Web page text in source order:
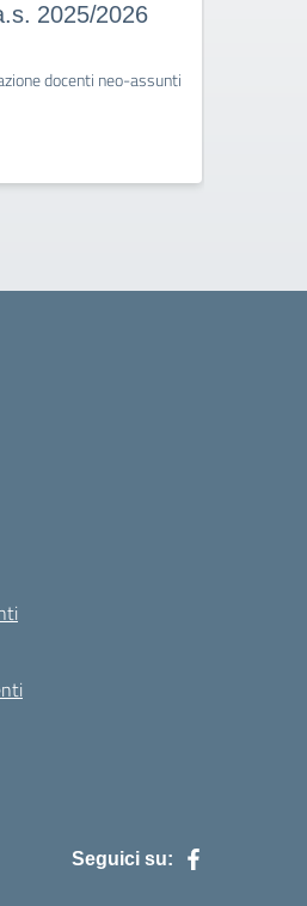
2025/2026
docenti neo-assunti
Seguici su: